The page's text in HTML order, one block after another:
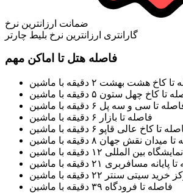
ضمانت ارزانترین نرخ
گارانتری ارزانترین نرخ بلیط چارتر
فاصله هتل تا اماکن مهم
کاخ هشت بهشت ۲ دقیقه با ماشین
تا کاخ چهل ستون ۵ دقیقه با ماشین
تا سی و سه پل ۶ دقیقه با ماشین
فاصله تا بازار ۶ دقیقه با ماشین
تا کاخ عالی قاپو ۶ دقیقه با ماشین
میدان نقش جهان ۸ دقیقه با ماشین
بین المللی ۱۲ دقیقه با ماشین
مسافربری ۲۱ دقیقه با ماشین
سیتی سنتر ۲۲ دقیقه با ماشین
فاصله تا فرودگاه ۳۹ دقیقه با ماشین